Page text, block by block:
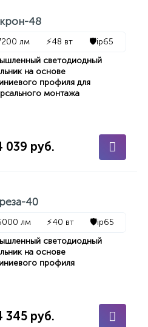
48
лм ⚡48 вт 🛡️ip65
светодиодный
на основе
профиля для
монтажа
039 руб.
40
лм ⚡40 вт 🛡️ip65
светодиодный
на основе
профиля
345 руб.